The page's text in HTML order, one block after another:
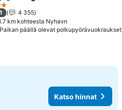
4 355
km kohteesta Nyhavn
Paikan päällä olevat polkupyörävuokraukset
Katso hinnat